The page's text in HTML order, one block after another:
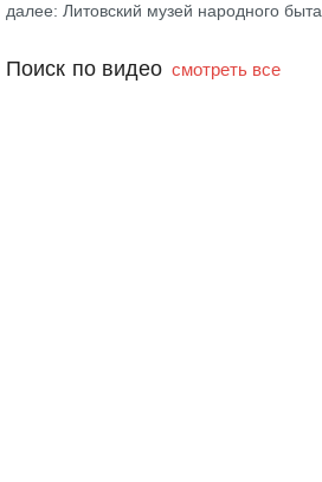
далее: Литовский музей народного быта
Поиск по видео смотреть все